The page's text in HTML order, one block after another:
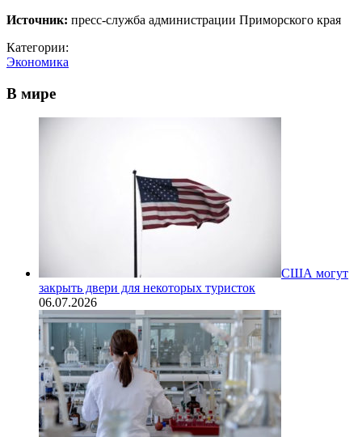
Источник: пресс-служба администрации Приморского края
Категории:
Экономика
В мире
США могут
закрыть двери для некоторых туристок
06.07.2026